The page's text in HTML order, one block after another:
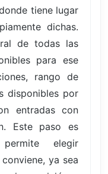
tiene lugar
dichas.
de todas las
para ese
rango de
disponibles por
entradas con
Este paso es
elegir
ya sea